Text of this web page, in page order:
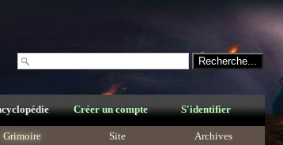
Créer un compte S'identifier
Grimoire Site Archives